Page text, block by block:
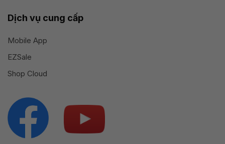
Dịch vụ cung cấp
Mobile App
EZSale
Shop Cloud